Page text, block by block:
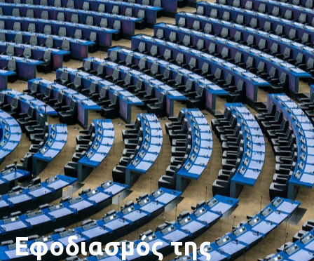
Εφοδιασμός της